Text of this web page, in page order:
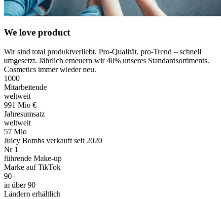
We love product
Wir sind total produktverliebt. Pro-Qualität, pro-Trend – schnell
umgesetzt. Jährlich erneuern wir 40% unseres Standardsortiments.
Cosmetics immer wieder neu.
1000
Mitarbeitende
weltweit
991 Mio €
Jahresumsatz
weltweit
57 Mio
Juicy Bombs verkauft seit 2020
Nr 1
führende Make-up
Marke auf TikTok
90+
in über 90
Ländern erhältlich